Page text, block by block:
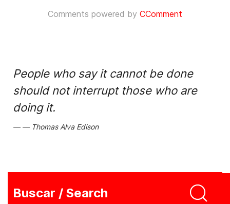
Comments powered by CComment
People who say it cannot be done
should not interrupt those who are
doing it.
Thomas Alva Edison
Buscar / Search